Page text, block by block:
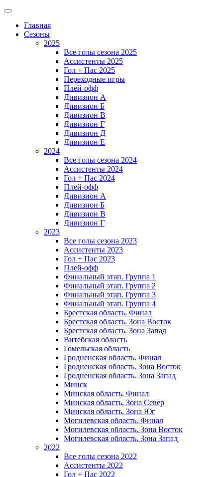
Главная
Сезоны
2025
Все голы сезона 2025
Ассистенты 2025
Гол + Пас 2025
Переходные игры
Плей-офф
Дивизион A
Дивизион Б
Дивизион В
Дивизион Г
Дивизион Д
Дивизион Е
2024
Все голы сезона 2024
Ассистенты 2024
Гол + Пас 2024
Плей-офф
Дивизион A
Дивизион Б
Дивизион В
Дивизион Г
2023
Все голы сезона 2023
Ассистенты 2023
Гол + Пас 2023
Плей-офф
Финальный этап. Группа 1
Финальный этап. Группа 2
Финальный этап. Группа 3
Финальный этап. Группа 4
Брестская область. Финал
Брестская область. Зона Восток
Брестская область. Зона Запад
Витебская область
Гомельская область
Гродненская область. Финал
Гродненская область. Зона Восток
Гродненская область. Зона Запад
Минск
Минская область. Финал
Минская область. Зона Север
Минская область. Зона Юг
Могилевская область. Финал
Могилевская область. Зона Восток
Могилевская область. Зона Запад
2022
Все голы сезона 2022
Ассистенты 2022
Гол + Пас 2022